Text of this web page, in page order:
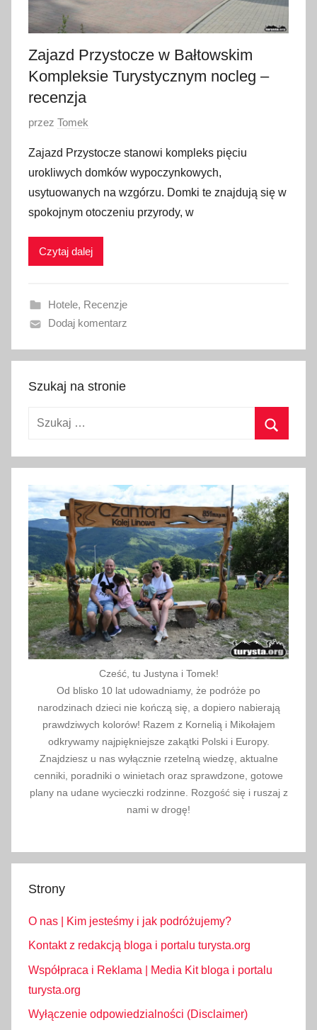
2
0
Zajazd Przystocze w Bałtowskim
Kompleksie Turystycznym nocleg –
recenzja
O
u
b
l
i
w
n
o
4
m
2
2
3
przez Tomek
Zajazd Przystocze stanowi kompleks pięciu
urokliwych domków wypoczynkowych,
usytuowanych na wzgórzu. Domki te znajdują się w
spokojnym otoczeniu przyrody, w
Czytaj dalej
Hotele, Recenzje
Dodaj komentarz
Szukaj na stronie
Szukaj:
Cześć, tu Justyna i Tomek!
Od blisko 10 lat udowadniamy, że podróże po
narodzinach dzieci nie kończą się, a dopiero nabierają
prawdziwych kolorów! Razem z Kornelią i Mikołajem
odkrywamy najpiękniejsze zakątki Polski i Europy.
Znajdziesz u nas wyłącznie rzetelną wiedzę, aktualne
cenniki, poradniki o winietach oraz sprawdzone, gotowe
plany na udane wycieczki rodzinne. Rozgość się i ruszaj z
nami w drogę!
Strony
O nas | Kim jesteśmy i jak podróżujemy?
Kontakt z redakcją bloga i portalu turysta.org
Współpraca i Reklama | Media Kit bloga i portalu
turysta.org
Wyłączenie odpowiedzialności (Disclaimer)